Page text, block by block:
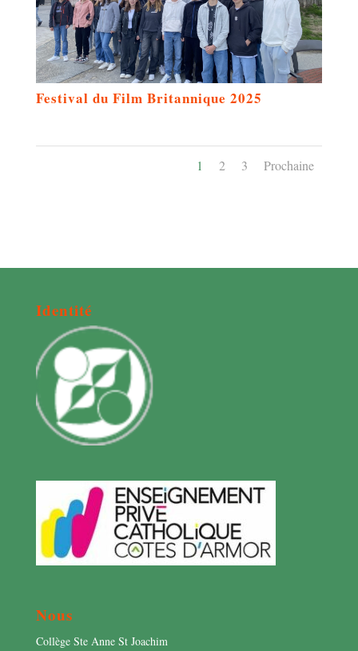
Festival du Film Britannique 2025
1 2 3 Prochaine
Identité
Nous
Collège Ste Anne St Joachim